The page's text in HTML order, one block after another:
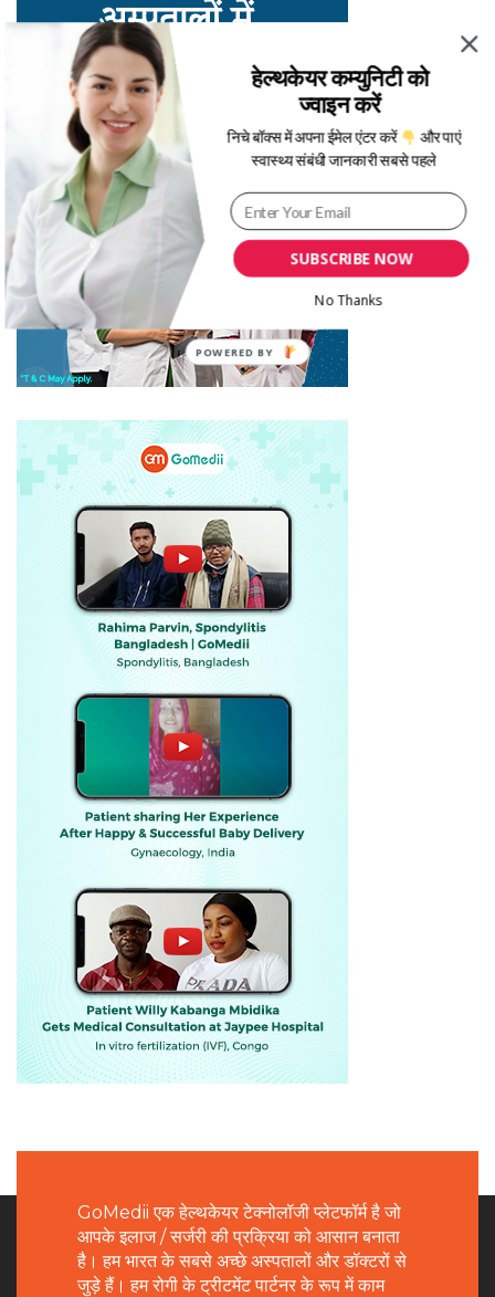
GoMedii एक हेल्थकेयर टेक्नोलॉजी प्लेटफॉर्म है जो
आपके इलाज / सर्जरी की प्रक्रिया को आसान बनाता
है। हम भारत के सबसे अच्छे अस्पतालों और डॉक्टरों से
जुड़े हैं। हम रोगी के ट्रीटमेंट पार्टनर के रूप में काम
SUBSCRIBE NOW
हेल्थकेयर कम्युनिटी को
ज्वाइन करें
निचे बॉक्स में अपना ईमेल एंटर करें
और पाएं
स्वास्थ्य संबंधी जानकारी सबसे पहले
No Thanks
POWERED BY